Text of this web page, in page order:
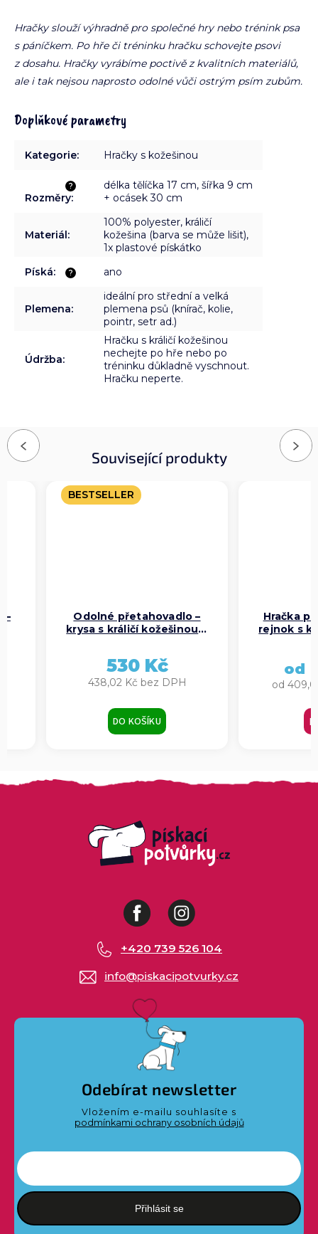
Hračky slouží výhradně pro společné hry nebo trénink psa
s páníčkem. Po hře či tréninku hračku schovejte psovi
z dosahu. Hračky vyrábíme poctivě z kvalitních materiálů,
ale i tak nejsou naprosto odolné vůči ostrým psím zubům.
Doplňkové parametry
Kategorie: Hračky s kožešinou
?
Rozměry:
délka tělíčka 17 cm, šířka 9 cm
+ ocásek 30 cm
Materiál:
100% polyester, králičí
kožešina (barva se může lišit),
1x plastové pískátko
?
Píská: ano
Plemena:
ideální pro střední a velká
plemena psů (knírač, kolie,
pointr, setr ad.)
Údržba:
Hračku s králičí kožešinou
nechejte po hře nebo po
tréninku důkladně vyschnout.
Hračku neperte.
Související produkty
Previous
–
BESTSELLER
Odolné přetahovadlo –
krysa s králičí kožešinou a
438,02 Kč bez DPH
530 Kč
DO KOŠÍKU
Hračka
rejnok s
od
od
Next
FacebookInstagram
info@piskacipotvurky.cz
+420 739 526 104
Odebírat newsletter
Vložením e-mailu souhlasíte s
podmínkami ochrany osobních údajů
Přihlásit se